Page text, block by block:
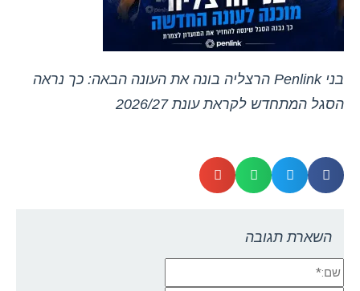
בני Penlink הרצליה בונה את העונה הבאה: כך נראה
הסגל המתחדש לקראת עונת 2026/27
השארת תגובה
שם:*